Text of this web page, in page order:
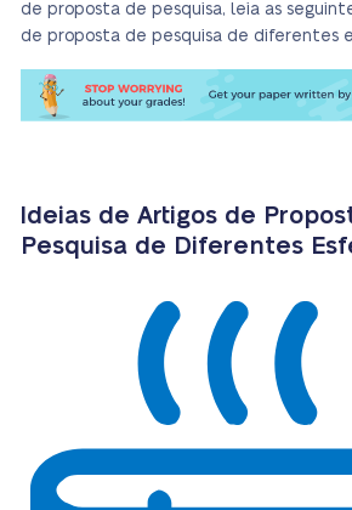
de proposta de pesquisa, leia as
de proposta de pesquisa de diferentes
Ideias de Artigos de
Pesquisa de Diferentes